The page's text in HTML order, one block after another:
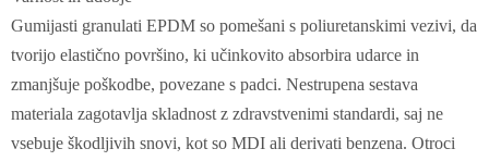
Gumijasti granulati EPDM so pomešani s poliuretanskimi vezivi, da
tvorijo elastično površino, ki učinkovito absorbira udarce in
zmanjšuje poškodbe, povezane s padci. Nestrupena sestava
materiala zagotavlja skladnost z zdravstvenimi standardi, saj ne
vsebuje škodljivih snovi, kot so MDI ali derivati benzena‌. Otroci